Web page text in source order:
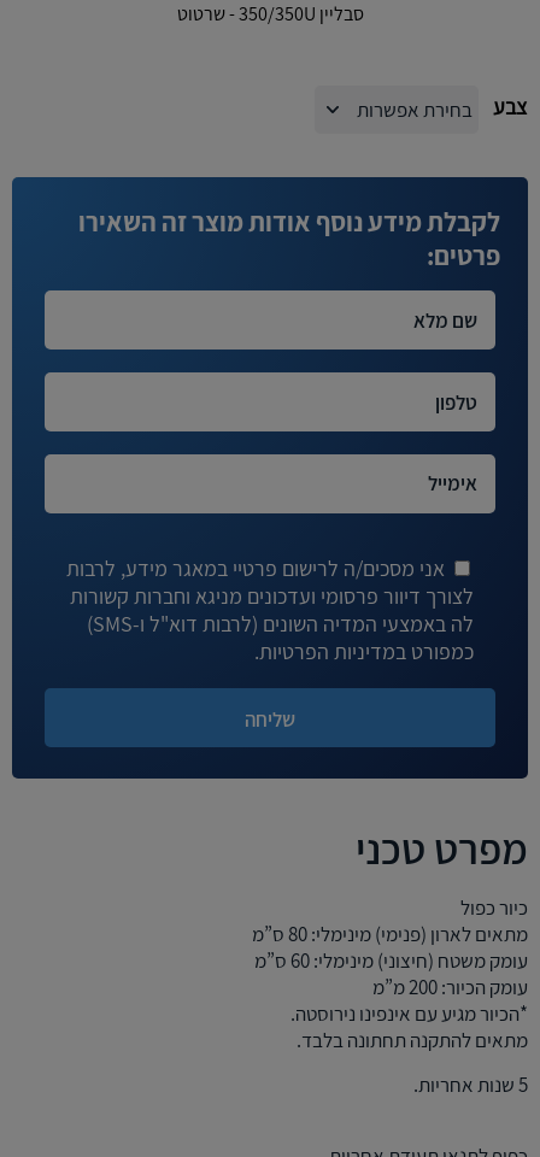
צבע
לקבלת מידע נוסף אודות מוצר זה השאירו
פרטים:
אני מסכים/ה לרישום פרטיי במאגר מידע, לרבות
לצורך דיוור פרסומי ועדכונים מניגא וחברות קשורות
לה באמצעי המדיה השונים (לרבות דוא"ל ו-SMS)
כמפורט במדיניות הפרטיות.
מפרט טכני
כיור כפול
מתאים לארון (פנימי) מינימלי: 80 ס”מ
עומק משטח (חיצוני) מינימלי: 60 ס”מ
עומק הכיור: 200 מ”מ
*הכיור מגיע עם אינפינו נירוסטה.
מתאים להתקנה תחתונה בלבד.
5 שנות אחריות.
סבליין 350/350U - שרטוט